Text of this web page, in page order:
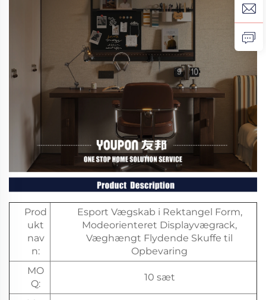
Prod
ukt
nav
n:
Esport Vægskab i Rektangel Form,
Modeorienteret Displayvægrack,
Væghængt Flydende Skuffe til
Opbevaring
MO
Q:
10 sæt